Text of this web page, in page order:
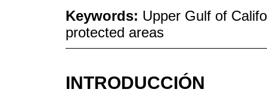
Keywords: Upper Gulf of
protected areas
INTRODUCCIÓN